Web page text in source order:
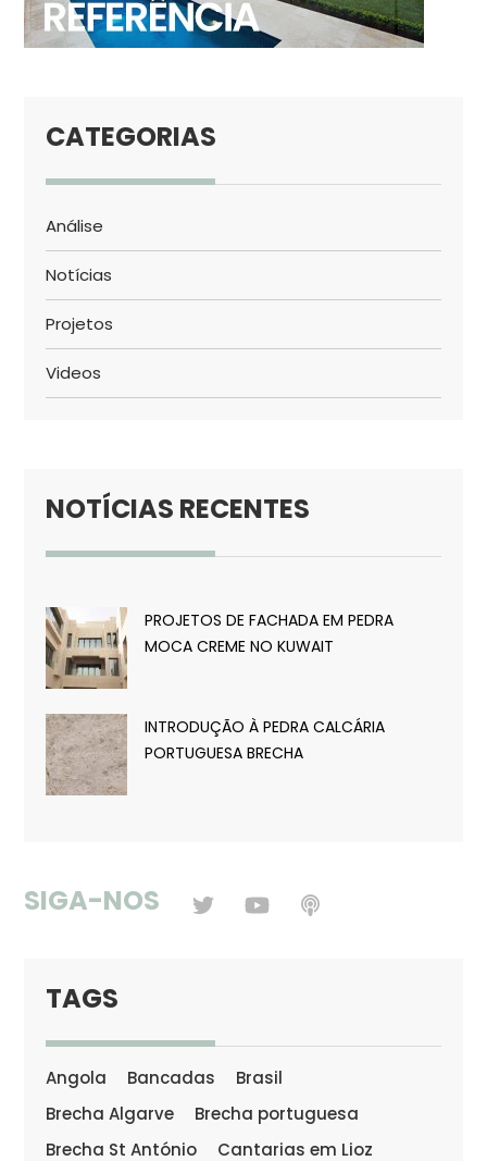
CATEGORIAS
Análise
Notícias
Projetos
Videos
NOTÍCIAS RECENTES
PROJETOS DE FACHADA EM PEDRA
MOCA CREME NO KUWAIT
INTRODUÇÃO À PEDRA CALCÁRIA
PORTUGUESA BRECHA
SIGA-NOS
TAGS
Angola Bancadas
Brasil
Brecha Algarve
Brecha portuguesa
Brecha St António
Cantarias em Lioz